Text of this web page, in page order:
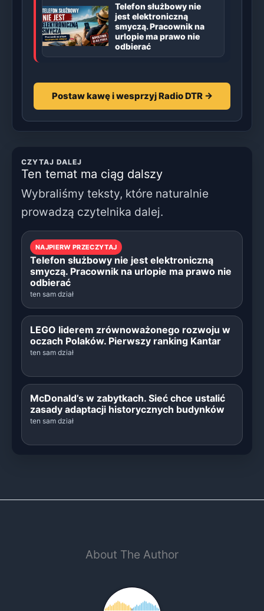
Telefon służbowy nie
jest elektroniczną
smyczą. Pracownik na
urlopie ma prawo nie
odbierać
Postaw kawę i wesprzyj Radio DTR →
CZYTAJ DALEJ
Ten temat ma ciąg dalszy
Wybraliśmy teksty, które naturalnie
prowadzą czytelnika dalej.
NAJPIERW PRZECZYTAJ
Telefon służbowy nie jest elektroniczną
smyczą. Pracownik na urlopie ma prawo nie
odbierać
ten sam dział
LEGO liderem zrównoważonego rozwoju w
oczach Polaków. Pierwszy ranking Kantar
ten sam dział
McDonald’s w zabytkach. Sieć chce ustalić
zasady adaptacji historycznych budynków
ten sam dział
About The Author